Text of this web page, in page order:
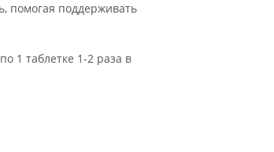
помогая поддерживать
1 таблетке 1-2 раза в